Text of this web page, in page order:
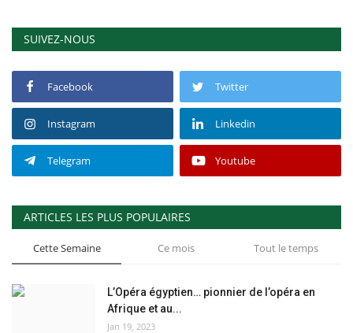
SUIVEZ-NOUS
Facebook Twitter
Instagram Linkedin
Telegram Youtube
ARTICLES LES PLUS POPULAIRES
Cette Semaine Ce mois Tout le temps
L’Opéra égyptien… pionnier de l’opéra en
Afrique et au...
Jan 19, 2023